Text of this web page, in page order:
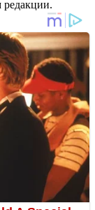
редакции.